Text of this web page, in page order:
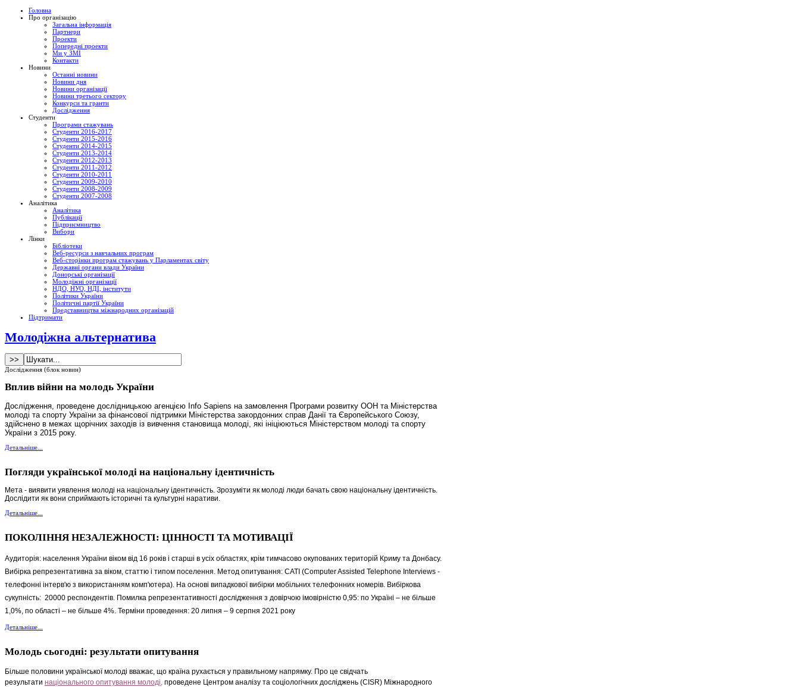
Головна
Про організацію
Загальна інформація
Партнери
Проекти
Попередні проекти
Ми у ЗМІ
Контакти
Новини
Останні новини
Новини дня
Новини організації
Новини третього сектору
Конкурси та гранти
Дослідження
Студенти
Програми стажувань
Студенти 2016-2017
Студенти 2015-2016
Студенти 2014-2015
Студенти 2013-2014
Студенти 2012-2013
Студенти 2011-2012
Студенти 2010-2011
Студенти 2009-2010
Студенти 2008-2009
Студенти 2007-2008
Аналітика
Аналітика
Публікації
Підприємництво
Вибори
Лінки
Бібліотеки
Веб-ресурси з навчальних програм
Веб-сторінки програм стажувань у Парламентах світу
Державні органи влади України
Донорські організації
Молодіжні організації
НДО, НУО, НДІ, інститути
Політики України
Політичні партії України
Представництва міжнародних організацій
Підтримати
Молодіжна альтернатива
Дослідження (блок новин)
Вплив війни на молодь України
Дослідження, проведене дослідницькою агенцією Info Sapiens на замовлення Програми розвитку ООН та Міністерства
молоді та спорту України за фінансової підтримки Міністерства закордонних справ Данії та Європейського Союзу,
здійснено в межах щорічних заходів із вивчення становища молоді, які ініціюються Міністерством молоді та спорту
України з 2015 року.
Детальніше...
Погляди української молоді на національну ідентичність
Мета - виявити уявлення молоді на національну ідентичність. Зрозуміти як молоді люди бачать свою національну ідентичність.
Дослідити як вони сприймають історичні та культурні наративи.
Детальніше...
ПОКОЛІННЯ НЕЗАЛЕЖНОСТІ: ЦІННОСТІ ТА МОТИВАЦІЇ
Аудиторія: населення України віком від 16 років і старші в усіх областях, крім тимчасово окупованих територій Криму та Донбасу.
Вибірка репрезентативна за віком, статтю і типом поселення. Метод опитування: CATI (Computer Assisted Telephone Interviews -
телефонні інтерв'ю з використанням комп'ютера). На основі випадкової вибірки мобільних телефонних номерів. Вибіркова
сукупність: 20000 респондентів. Помилка репрезентативності дослідження з довірчою імовірністю 0,95: по Україні – не більше
1,0%, по області – не більше 4%. Терміни проведення: 20 липня – 9 серпня 2021 року
Детальніше...
Молодь сьогодні: результати опитування
Більше половини української молоді вважає, що країна рухається у правильному напрямку. Про це свідчать
результати національного опитування молоді, проведене Центром аналізу та соціологічних досліджень (CISR) Міжнародного